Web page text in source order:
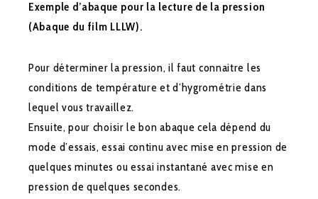
Exemple d’abaque pour la lecture de la pression
(Abaque du film LLLW).
Pour déterminer la pression, il faut connaitre les
conditions de température et d’hygrométrie dans
lequel vous travaillez.
Ensuite, pour choisir le bon abaque cela dépend du
mode d’essais, essai continu avec mise en pression de
quelques minutes ou essai instantané avec mise en
pression de quelques secondes.